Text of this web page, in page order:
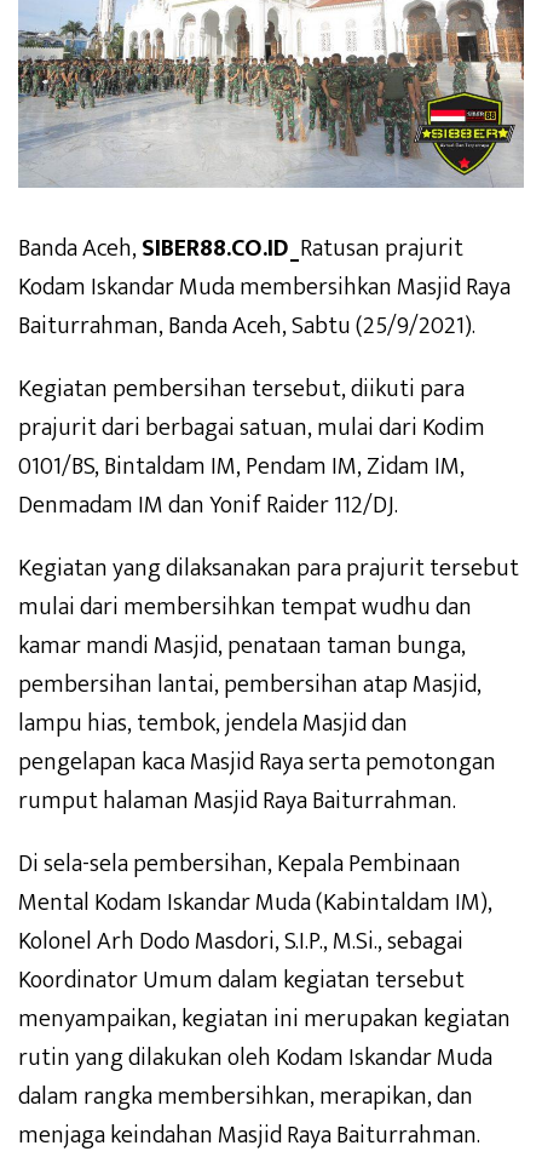
Banda Aceh,SIBER88.CO.ID_ Ratusan prajurit
Kodam Iskandar Muda membersihkan Masjid Raya
Baiturrahman, Banda Aceh, Sabtu (25/9/2021).
Kegiatan pembersihan tersebut, diikuti para
prajurit dari berbagai satuan, mulai dari Kodim
0101/BS, Bintaldam IM, Pendam IM, Zidam IM,
Denmadam IM dan Yonif Raider 112/DJ.
Kegiatan yang dilaksanakan para prajurit tersebut
mulai dari membersihkan tempat wudhu dan
kamar mandi Masjid, penataan taman bunga,
pembersihan lantai, pembersihan atap Masjid,
lampu hias, tembok, jendela Masjid dan
pengelapan kaca Masjid Raya serta pemotongan
rumput halaman Masjid Raya Baiturrahman.
Di sela-sela pembersihan, Kepala Pembinaan
Mental Kodam Iskandar Muda (Kabintaldam IM),
Kolonel Arh Dodo Masdori, S.I.P., M.Si., sebagai
Koordinator Umum dalam kegiatan tersebut
menyampaikan, kegiatan ini merupakan kegiatan
rutin yang dilakukan oleh Kodam Iskandar Muda
dalam rangka membersihkan, merapikan, dan
menjaga keindahan Masjid Raya Baiturrahman.